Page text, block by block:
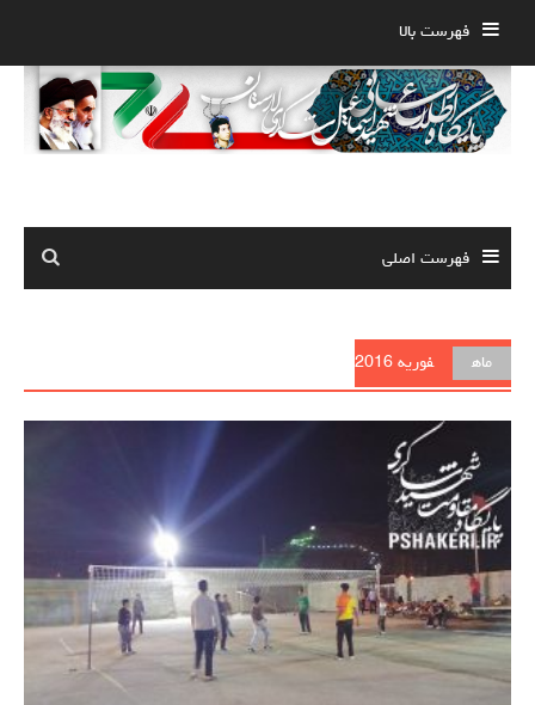
content
فهرست بالا
فهرست اصلی
ماه فوریه 2016